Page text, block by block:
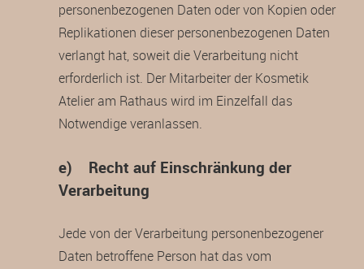
personenbezogenen Daten oder von Kopien oder
Replikationen dieser personenbezogenen Daten
verlangt hat, soweit die Verarbeitung nicht
erforderlich ist. Der Mitarbeiter der Kosmetik
Atelier am Rathaus wird im Einzelfall das
Notwendige veranlassen.
e) Recht auf Einschränkung der
Verarbeitung
Jede von der Verarbeitung personenbezogener
Daten betroffene Person hat das vom